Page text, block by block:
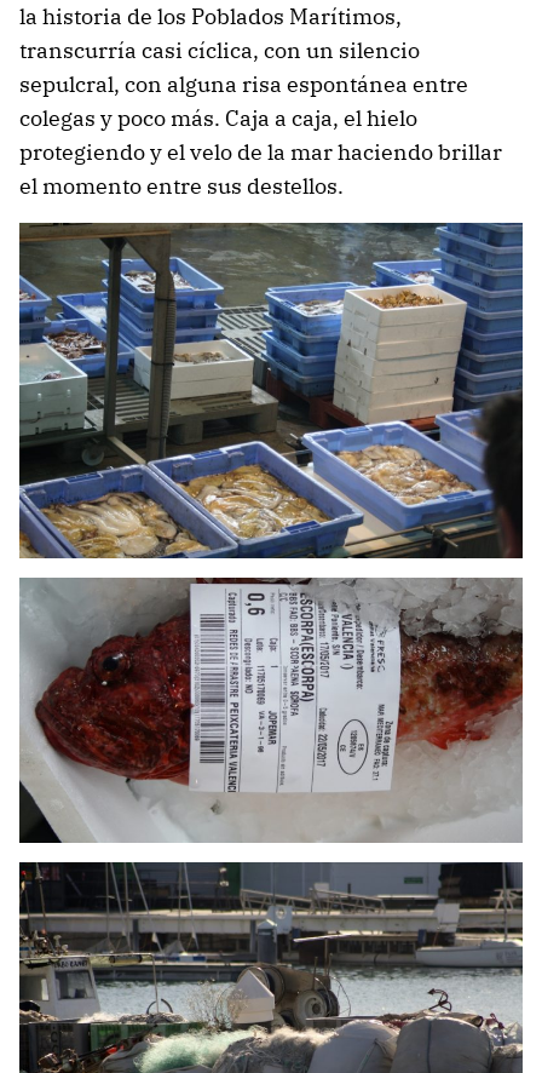
la historia de los Poblados Marítimos,
transcurría casi cíclica, con un silencio
sepulcral, con alguna risa espontánea entre
colegas y poco más. Caja a caja, el hielo
protegiendo y el velo de la mar haciendo brillar
el momento entre sus destellos.